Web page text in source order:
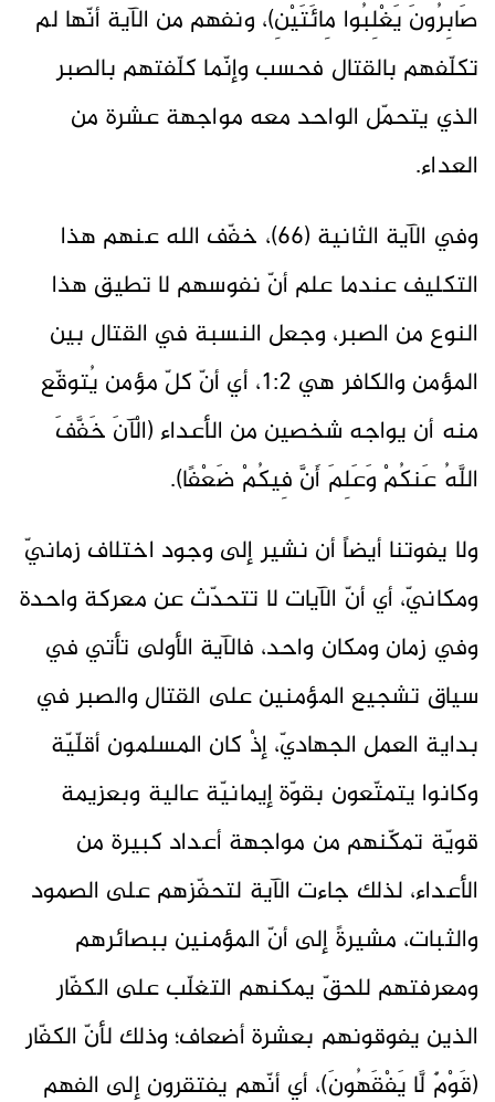
صَابِرُونَ يَغْلِبُوا مِائَتَيْنِ)، ونفهم من الآية أنّها لم
تكلّفهم بالقتال فحسب وإنّما كلّفتهم بالصبر
الذي يتحمّل الواحد معه مواجهة عشرة من
العداء.
وفي الآية الثانية (66)، خفّف الله عنهم هذا
التكليف عندما علم أنّ نفوسهم لا تطيق هذا
النوع من الصبر، وجعل النسبة في القتال بين
المؤمن والكافر هي 1:2، أي أنّ كلّ مؤمن يُتوقّع
منه أن يواجه شخصين من الأعداء (الْآنَ خَفَّفَ
اللَّهُ عَنكُمْ وَعَلِمَ أَنَّ فِيكُمْ ضَعْفًا).
ولا يفوتنا أيضاً أن نشير إلى وجود اختلاف زمانيّ
ومكانيّ، أي أنّ الآيات لا تتحدّث عن معركة واحدة
وفي زمان ومكان واحد، فالآية الأولى تأتي في
سياق تشجيع المؤمنين على القتال والصبر في
بداية العمل الجهاديّ، إذْ كان المسلمون أقلّيّة
وكانوا يتمتّعون بقوّة إيمانيّة عالية وبعزيمة
قويّة تمكّنهم من مواجهة أعداد كبيرة من
الأعداء، لذلك جاءت الآية لتحفّزهم على الصمود
والثبات، مشيرةً إلى أنّ المؤمنين ببصائرهم
ومعرفتهم للحقّ يمكنهم التغلّب على الكفّار
الذين يفوقونهم بعشرة أضعاف؛ وذلك لأنّ الكفّار
(قَوْمٌ لَّا يَفْقَهُونَ)، أي أنّهم يفتقرون إلى الفهم